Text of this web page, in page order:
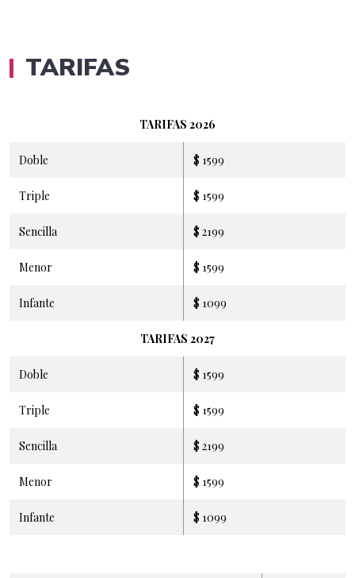
TARIFAS
TARIFAS 2026
Doble $ 1599
Triple $ 1599
Sencilla $ 2199
Menor $ 1599
Infante $ 1099
TARIFAS 2027
Doble $ 1599
Triple $ 1599
Sencilla $ 2199
Menor $ 1599
Infante $ 1099